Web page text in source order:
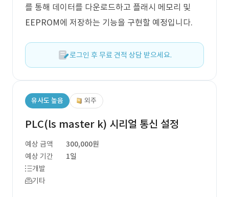
를 통해 데이터를 다운로드하고 플래시 메모리 및
EEPROM에 저장하는 기능을 구현할 예정입니다.
로그인 후 무료 견적 상담 받으세요.
유사도 높음 외주
PLC(ls master k) 시리얼 통신 설정
예상 금액
300,000원
예상 기간
1일
개발
기타